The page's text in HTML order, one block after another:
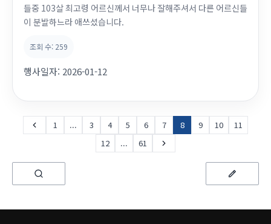
들중 103살 최고령 어르신께서 너무나 잘해주셔서 다른 어르신들
이 분발하느라 애쓰셨습니다.
조회 수: 259
행사일자: 2026-01-12
1 ... 3 4 5 6 7 8 9 10
11
12
... 61